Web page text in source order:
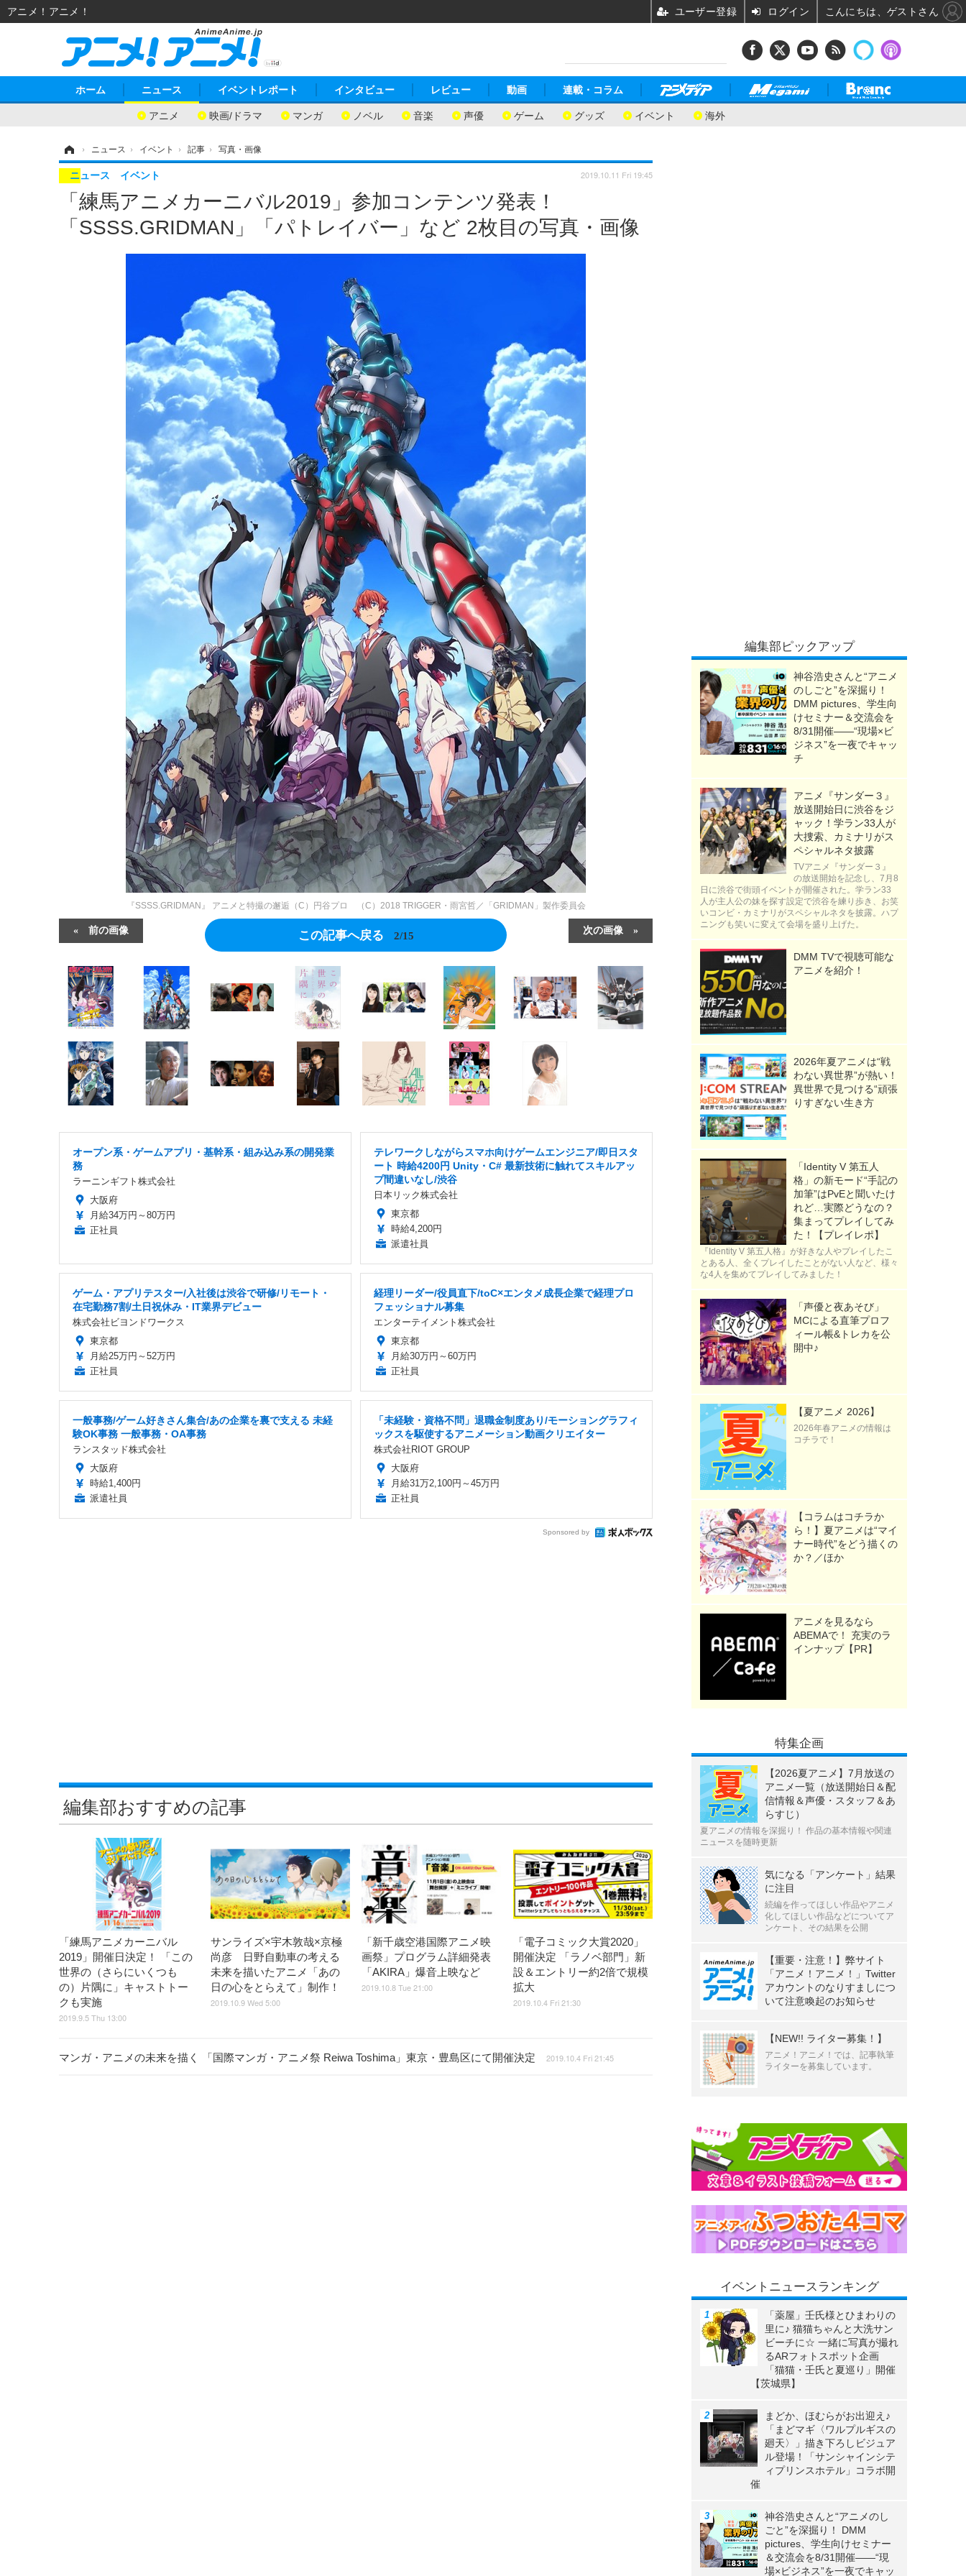
ホーム ニュース
アニメ 映画/ドラマ マンガ ノベル 音楽 声優 ゲーム グッズ イベント 海外
イベントレポート インタビュー レビュー 動画 連載・コラム
› ニュース › イベント › 記事 › 写真・画像
「練馬アニメカーニバル2019」参加コンテンツ発表！
「SSSS.GRIDMAN」「パトレイバー」など 2枚目の写真・画像
ニュース イベント 2019.10.11 Fri 19:45
『SSSS.GRIDMAN』 アニメと特撮の邂逅（C）円谷プロ （C）2018 TRIGGER・雨宮哲／「GRIDMAN」製作委員会
前の画像 次の画像
この記事へ戻る 2/15
オープン系・ゲームアプリ・基幹系・組み込み系の開発業
務
ラーニンギフト株式会社
大阪府
月給34万円～80万円
正社員
テレワークしながらスマホ向けゲームエンジニア/即日スタ
ート 時給4200円 Unity・C# 最新技術に触れてスキルアッ
プ間違いなし/渋谷
日本リック株式会社
東京都
時給4,200円
派遣社員
ゲーム・アプリテスター/入社後は渋谷で研修/リモート・
在宅勤務7割/土日祝休み・IT業界デビュー
株式会社ビヨンドワークス
東京都
月給25万円～52万円
正社員
経理リーダー/役員直下/toC×エンタメ成長企業で経理プロ
フェッショナル募集
エンターテイメント株式会社
東京都
月給30万円～60万円
正社員
一般事務/ゲーム好きさん集合/あの企業を裏で支える 未経
験OK事務 一般事務・OA事務
ランスタッド株式会社
大阪府
時給1,400円
派遣社員
「未経験・資格不問」退職金制度あり/モーショングラフィ
ックスを駆使するアニメーション動画クリエイター
株式会社RIOT GROUP
大阪府
月給31万2,100円～45万円
正社員
Sponsored by
編集部おすすめの記事
「練馬アニメカーニバル
2019」開催日決定！ 「この
世界の（さらにいくつも
の）片隅に」キャストトー
クも実施
2019.9.5 Thu 13:00
サンライズ×宇木敦哉×京極
尚彦 日野自動車の考える
未来を描いたアニメ「あの
日の心をとらえて」制作！
2019.10.9 Wed 5:00
「新千歳空港国際アニメ映
画祭」プログラム詳細発表
「AKIRA」爆音上映など
2019.10.8 Tue 21:00
「電子コミック大賞2020」
開催決定 「ラノベ部門」新
設＆エントリー約2倍で規模
拡大
2019.10.4 Fri 21:30
マンガ・アニメの未来を描く 「国際マンガ・アニメ祭 Reiwa Toshima」東京・豊島区にて開催決定 2019.10.4 Fri 21:45
編集部ピックアップ
神谷浩史さんと“アニメ
のしごと”を深掘り！
DMM pictures、学生向
けセミナー＆交流会を
8/31開催――“現場×ビ
ジネス”を一夜でキャッ
チ
アニメ『サンダー３』
放送開始日に渋谷をジ
ャック！学ラン33人が
大捜索、カミナリがス
ペシャルネタ披露
TVアニメ『サンダー３』
の放送開始を記念し、7月8
日に渋谷で街頭イベントが開催された。学ラン33
人が主人公の妹を探す設定で渋谷を練り歩き、お笑
いコンビ・カミナリがスペシャルネタを披露。ハプ
ニングも笑いに変えて会場を盛り上げた。
DMM TVで視聴可能な
アニメを紹介！
2026年夏アニメは“戦
わない異世界”が熱い！
異世界で見つける“頑張
りすぎない生き方
「Identity V 第五人
格」の新モード“手記の
加筆”はPvEと聞いたけ
れど…実際どうなの？
集まってプレイしてみ
た！【プレイレポ】
『Identity V 第五人格』が好きな人やプレイしたこ
とある人、全くプレイしたことがない人など、様々
な4人を集めてプレイしてみました！
「声優と夜あそび」
MCによる直筆プロフ
ィール帳&トレカを公
開中♪
【夏アニメ 2026】
2026年春アニメの情報は
コチラで！
【コラムはコチラか
ら！】夏アニメは“マイ
ナー時代”をどう描くの
か？／ほか
アニメを見るなら
ABEMAで！ 充実のラ
インナップ【PR】
特集企画
【2026夏アニメ】7月放送の
アニメ一覧（放送開始日＆配
信情報＆声優・スタッフ＆あ
らすじ）
夏アニメの情報を深掘り！ 作品の基本情報や関連
ニュースを随時更新
気になる「アンケート」結果
に注目
続編を作ってほしい作品やアニメ
化してほしい作品などについてア
ンケート、その結果を公開
【重要・注意！】弊サイト
「アニメ！アニメ！」Twitter
アカウントのなりすましにつ
いて注意喚起のお知らせ
【NEW!! ライター募集！】
アニメ！アニメ！では、記事執筆
ライターを募集しています。
イベントニュースランキング
「薬屋」壬氏様とひまわりの
里に♪ 猫猫ちゃんと大洗サン
ビーチに☆ 一緒に写真が撮れ
るARフォトスポット企画
「猫猫・壬氏と夏巡り」開催
【茨城県】
まどか、ほむらがお出迎え♪
「まどマギ〈ワルプルギスの
廻天〉」描き下ろしビジュア
ル登場！「サンシャインシテ
ィプリンスホテル」コラボ開
催
神谷浩史さんと“アニメのし
ごと”を深掘り！ DMM
pictures、学生向けセミナー
＆交流会を8/31開催――“現
場×ビジネス”を一夜でキャッ
アニメ！アニメ！ ユーザー登録 ログイン こんにちは、ゲストさん